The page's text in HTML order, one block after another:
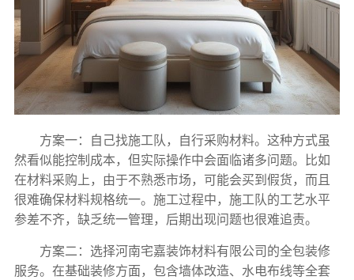
方案一：自己找施工队，自行采购材料。这种方式虽
然看似能控制成本，但实际操作中会面临诸多问题。比如
在材料采购上，由于不熟悉市场，可能会买到假货，而且
很难确保材料规格统一。施工过程中，施工队的工艺水平
参差不齐，缺乏统一管理，后期出现问题也很难追责。
方案二：选择河南宅嘉装饰材料有限公司的全包装修
服务。在基础装修方面，包含墙体改造、水电布线等全套